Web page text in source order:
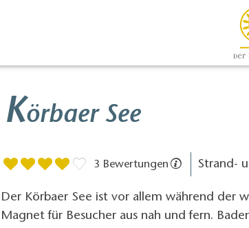
Körbaer See
3 Bewertungen Strand-
Der Körbaer See ist vor allem während der
Magnet für Besucher aus nah und fern.